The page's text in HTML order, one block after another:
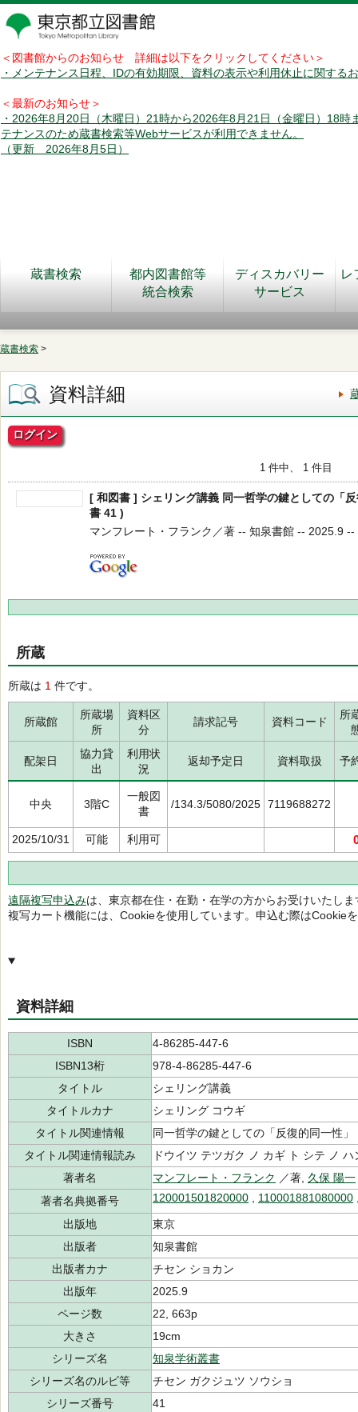
＜図書館からのお知らせ 詳細は以下をクリックしてください＞
・メンテナンス日程、IDの有効期限、資料の表示や利用休止に関する
＜最新のお知らせ＞
・2026年8月20日（木曜日）21時から2026年8月21日（金曜日）18時
テナンスのため蔵書検索等Webサービスが利用できません。
（更新 2026年8月5日）
蔵書検索
都内図書館等
統合検索
ディスカバリー
サービス
レ
蔵書検索 >
資料詳細
ログイン
1 件中、 1 件目
[ 和図書 ] シェリング講義 同一哲学の鍵としての「
書 41 )
マンフレート・フランク／著 -- 知泉書館 -- 2025.9 --
所蔵
所蔵は 1 件です。
所蔵館
所蔵場
所
資料区
分
請求記号 資料コード
所
配架日
協力貸
出
利用状
況
返却予定日 資料取扱 予
中央 3階C
一般図
書
/134.3/5080/2025 7119688272
2025/10/31 可能 利用可
遠隔複写申込みは、東京都在住・在勤・在学の方からお受けいたしま
複写カート機能には、Cookieを使用しています。申込む際はCookie
資料詳細
ISBN
4-86285-447-6
ISBN13桁
978-4-86285-447-6
タイトル
シェリング講義
タイトルカナ
シェリング コウギ
タイトル関連情報
同一哲学の鍵としての「反復的同一性」
タイトル関連情報読み
ドウイツ テツガク ノ カギ ト シテ ノ
著者名
マンフレート・フランク ／著, 久保 陽一
著者名典拠番号
120001501820000 110001881080000
出版地
東京
出版者
知泉書館
出版者カナ
チセン ショカン
出版年
2025.9
ページ数
22, 663p
大きさ
19cm
シリーズ名
知泉学術叢書
シリーズ名のルビ等
チセン ガクジュツ ソウショ
シリーズ番号
41